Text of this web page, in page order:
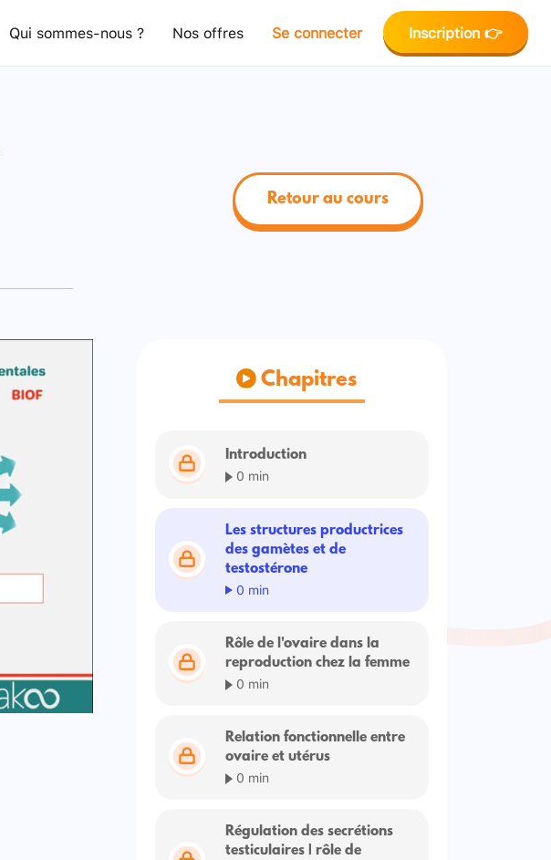
Qui sommes-nous ? Nos offres Se connecter Inscription 👉
Retour au cours
Chapitres
Introduction
0 min
Les structures productrices
des gamètes et de
testostérone
0 min
Rôle de l'ovaire dans la
reproduction chez la femme
0 min
Relation fonctionnelle entre
ovaire et utérus
0 min
Régulation des secrétions
testiculaires | rôle de